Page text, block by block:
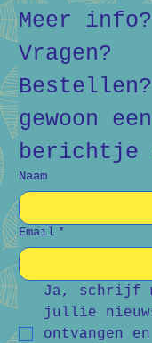
Meer info?
Vragen?
gewoon een
berichtje
Naam
Email *
Ja, schrijf
jullie
ontvangen